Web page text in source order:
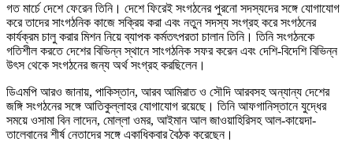
গত মার্চে দেশে ফেরেন তিনি। দেশে ফিরেই সংগঠনের পুরনো সদস্যদের সঙ্গে যোগাযোগ
করে তাদের সাংগঠনিক কাজে সক্রিয় করা এবং নতুন সদস্য সংগ্রহ করে সংগঠনের
কার্যক্রম চালু করার মিশন নিয়ে ব্যাপক কর্মতৎপরতা চালান তিনি। তিনি সংগঠনকে
গতিশীল করতে দেশের বিভিন্ন স্থানে সাংগঠনিক সফর করেন এবং দেশি-বিদেশি বিভিন্ন
উৎস থেকে সংগঠনের জন্য অর্থ সংগ্রহ করছিলেন।
ডিএমপি আরও জানায়, পাকিস্তান, আরব আমিরাত ও সৌদি আরবসহ অন্যান্য দেশের
জঙ্গি সংগঠনের সঙ্গে আতিকুল্লাহর যোগাযোগ রয়েছে। তিনি আফগানিস্তানে যুদ্ধের
সময়ে ওসামা বিন লাদেন, মোল্লা ওমর, আইমান আল জাওয়াহিরিসহ আল-কায়েদা-
তালেবানের শীর্ষ নেতাদের সঙ্গে একাধিকবার বৈঠক করেছেন।